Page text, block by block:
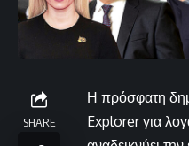
SHARE
Η πρόσφατη
Explorer για